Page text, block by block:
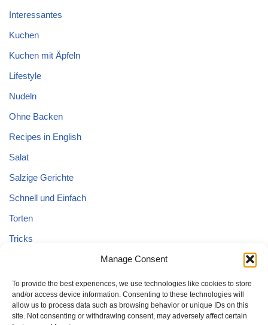
Manage Consent
To provide the best experiences, we use technologies like cookies to store
and/or access device information. Consenting to these technologies will
allow us to process data such as browsing behavior or unique IDs on this
site. Not consenting or withdrawing consent, may adversely affect certain
Interessantes
Kuchen
Kuchen mit Äpfeln
Lifestyle
Nudeln
Ohne Backen
Recipes in English
Salat
Salzige Gerichte
Schnell und Einfach
Torten
Tricks
Uncategorized
Vegane Kuchen